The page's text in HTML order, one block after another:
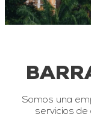
Somos una
servicios